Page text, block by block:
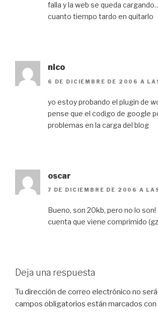
falla y la web se queda
cuanto tiempo tardo en quitarlo
nico
6 DE DICIEMBRE DE 2006 A
yo estoy probando el plugin de
pense que el codigo de google
problemas en la carga del blog
oscar
7 DE DICIEMBRE DE 2006 A
Bueno, son 20kb, pero no lo
cuenta que viene comprimido
Deja una respuesta
Tu dirección de correo electrónico no
campos obligatorios están marcados con